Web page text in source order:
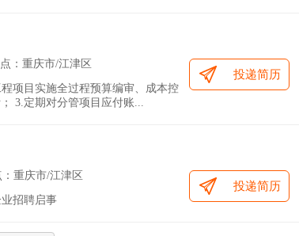
：重庆市/江津区
项目实施全过程预算编审、成本控
3.定期对分管项目应付账...
投递简历
重庆市/江津区
招聘启事
投递简历